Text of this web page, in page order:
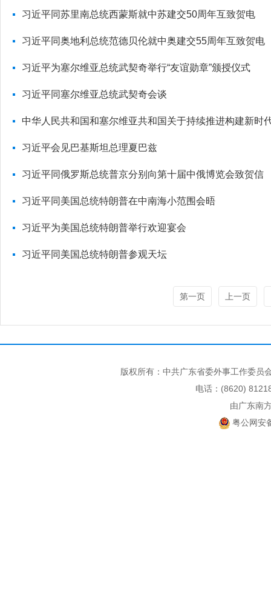
习近平同苏里南总统西蒙斯就中苏建交50周年互致贺电
习近平同奥地利总统范德贝伦就中奥建交55周年互致贺电
习近平为塞尔维亚总统武契奇举行“友谊勋章”颁授仪式
习近平同塞尔维亚总统武契奇会谈
中华人民共和国和塞尔维亚共和国关于持续推进构建新时
习近平会见巴基斯坦总理夏巴兹
习近平同俄罗斯总统普京分别向第十届中俄博览会致贺信
习近平同美国总统特朗普在中南海小范围会晤
习近平为美国总统特朗普举行欢迎宴会
习近平同美国总统特朗普参观天坛
第一页 上一页
版权所有：中共广东省委外事工作委
电话：(8620)
由广东南
粤公网安